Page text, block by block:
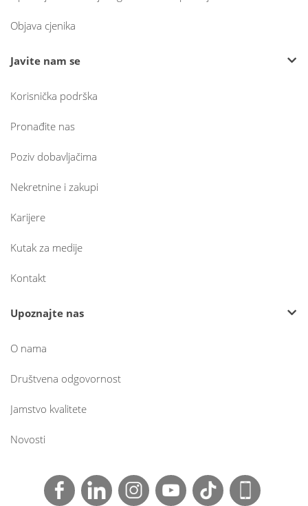
Objava cjenika
Javite nam se
Korisnička podrška
Pronađite nas
Poziv dobavljačima
Nekretnine i zakupi
Karijere
Kutak za medije
Kontakt
Upoznajte nas
O nama
Društvena odgovornost
Jamstvo kvalitete
Novosti